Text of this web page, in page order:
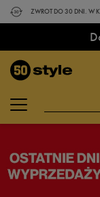
ZWROT DO 30 DNI. W